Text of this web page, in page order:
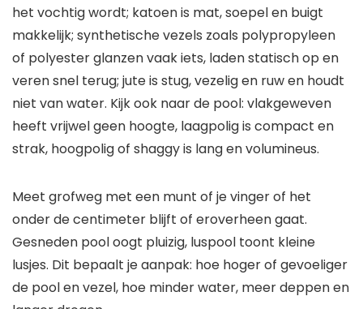
het vochtig wordt; katoen is mat, soepel en buigt
makkelijk; synthetische vezels zoals polypropyleen
of polyester glanzen vaak iets, laden statisch op en
veren snel terug; jute is stug, vezelig en ruw en houdt
niet van water. Kijk ook naar de pool: vlakgeweven
heeft vrijwel geen hoogte, laagpolig is compact en
strak, hoogpolig of shaggy is lang en volumineus.
Meet grofweg met een munt of je vinger of het
onder de centimeter blijft of eroverheen gaat.
Gesneden pool oogt pluizig, luspool toont kleine
lusjes. Dit bepaalt je aanpak: hoe hoger of gevoeliger
de pool en vezel, hoe minder water, meer deppen en